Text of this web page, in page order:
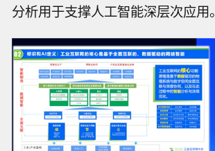
分析用于支撑人工智能深层次应用。